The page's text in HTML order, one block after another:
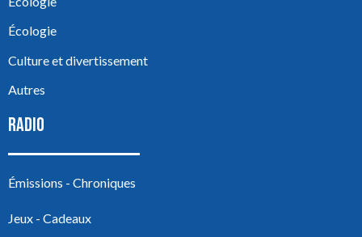
Écologie
Culture et divertissement
Autres
RADIO
Émissions - Chroniques
Jeux - Cadeaux